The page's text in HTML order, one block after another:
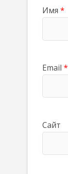
Имя *
Email *
Сайт